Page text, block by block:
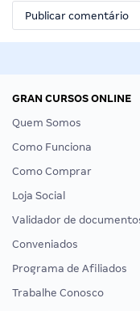
GRAN CURSOS ONLINE
Quem Somos
Como Funciona
Como Comprar
Loja Social
Validador de
Conveniados
Programa de Afiliados
Trabalhe Conosco